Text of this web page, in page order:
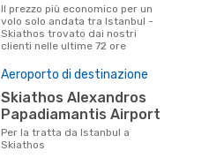
Il prezzo più economico per un
volo solo andata tra Istanbul -
Skiathos trovato dai nostri
clienti nelle ultime 72 ore
Aeroporto di destinazione
Skiathos Alexandros
Papadiamantis Airport
Per la tratta da Istanbul a
Skiathos